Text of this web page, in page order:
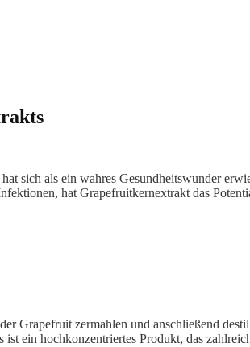
sich als ein wahres Gesundheitswunder
hat Grapefruitkernextrakt das
Grapefruit zermahlen und anschließend
ein hochkonzentriertes Produkt, das